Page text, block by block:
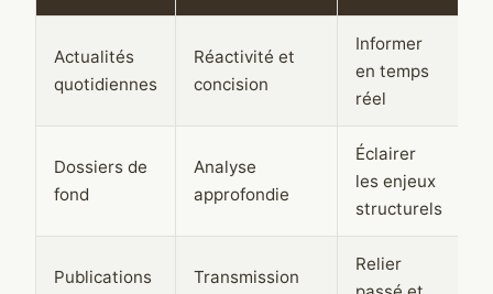
Actualités
quotidiennes
Réactivité et
concision
Informer
en temps
réel
Dossiers de
fond
Analyse
approfondie
Éclairer
les enjeux
structurels
Publications
Transmission
Relier